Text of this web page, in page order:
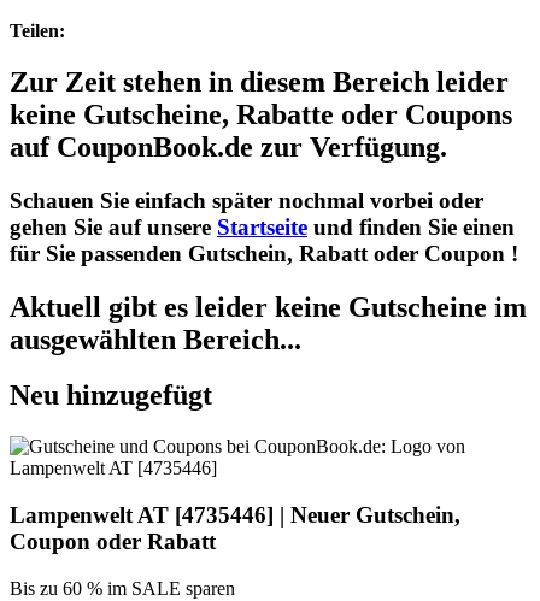
Teilen:
Zur Zeit stehen in diesem Bereich leider
keine Gutscheine, Rabatte oder Coupons
auf CouponBook.de zur Verfügung.
Schauen Sie einfach später nochmal vorbei oder
gehen Sie auf unsere Startseite und finden Sie einen
für Sie passenden Gutschein, Rabatt oder Coupon !
Aktuell gibt es leider keine Gutscheine im
ausgewählten Bereich...
Neu hinzugefügt
Lampenwelt AT [4735446] | Neuer Gutschein,
Coupon oder Rabatt
Bis zu 60 % im SALE sparen